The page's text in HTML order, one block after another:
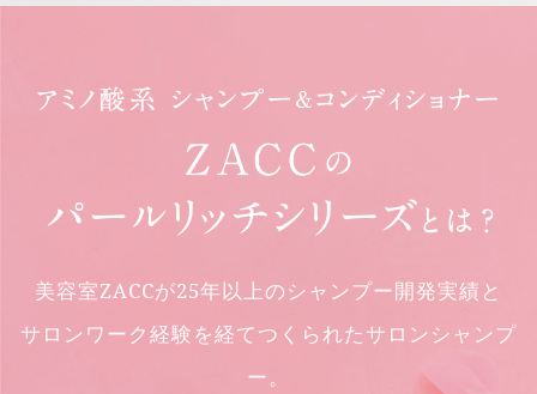
美容室ZACCが25年以上のシャンプー開発実績と
サロンワーク経験を経てつくられたサロンシャンプ
ー。